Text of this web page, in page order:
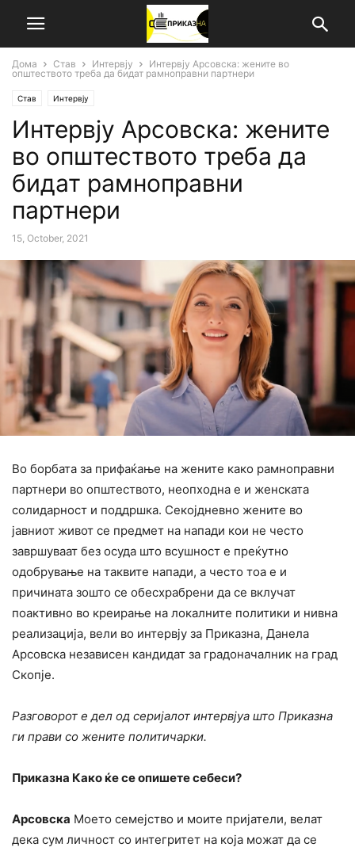
Дома Став Интервју
Интервју Арсовска: жените во
општеството треба да бидат рамноправни партнери
Став Интервју
Интервју Арсовска: жените
во општеството треба да
бидат рамноправни
партнери
15, October, 2021
Во борбата за прифаќање на жените како рамноправни
партнери во општеството, неопходна е и женската
солидарност и поддршка. Секојдневно жените во
јавниот живот се предмет на напади кои не често
завршуваат без осуда што всушност е преќутно
одобрување на таквите напади, а често тоа е и
причината зошто се обесхрабрени да се вклучат
поактивно во креирање на локалните политики и нивна
реализација, вели во интервју за Приказна, Данела
Арсовска независен кандидат за градоначалник на град
Скопје.
Разговорот е дел од серијалот интервјуа што Приказна
ги прави со жените политичарки.
Приказна Како ќе се опишете себеси?
Арсовска Моето семејство и моите пријатели, велат
дека сум личност со интегритет на која можат да се